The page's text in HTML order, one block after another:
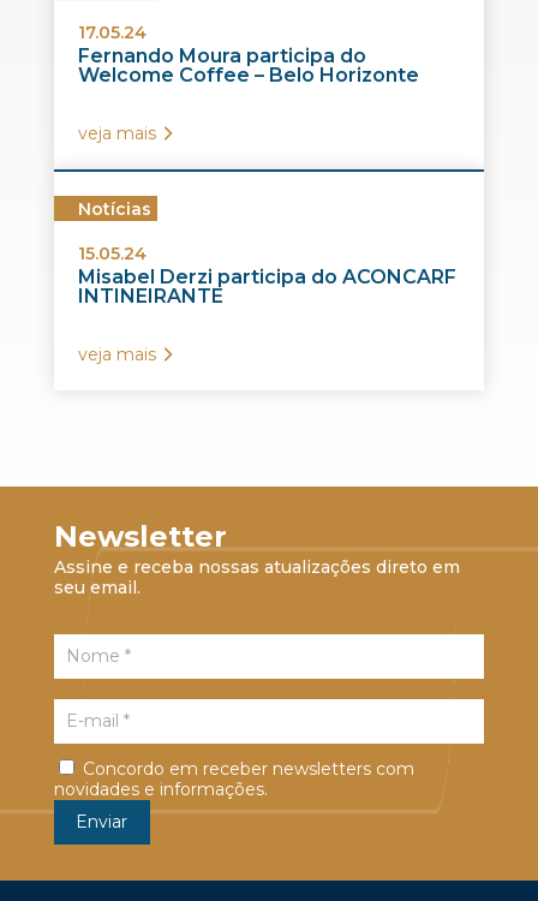
17.05.24
Fernando Moura participa do
Welcome Coffee – Belo Horizonte
veja mais
Notícias
15.05.24
Misabel Derzi participa do ACONCARF
INTINEIRANTE
veja mais
Newsletter
Assine e receba nossas atualizações direto em
seu email.
Concordo em receber newsletters com
novidades e informações.